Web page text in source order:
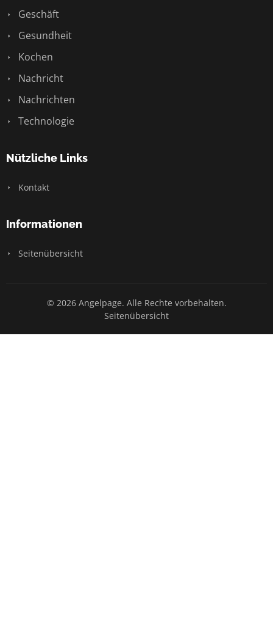
Geschäft
Gesundheit
Kochen
Nachricht
Nachrichten
Technologie
Nützliche Links
Kontakt
Informationen
Seitenübersicht
© 2026 Angelpage. Alle Rechte vorbehalten.
Seitenübersicht